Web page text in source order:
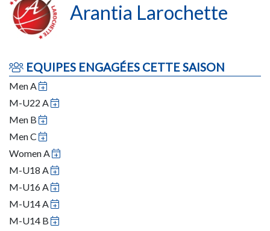
Arantia Larochette
EQUIPES ENGAGÉES CETTE SAISON
Men A
M-U22 A
Men B
Men C
Women A
M-U18 A
M-U16 A
M-U14 A
M-U14 B